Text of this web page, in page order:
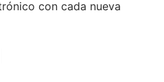
con cada nueva